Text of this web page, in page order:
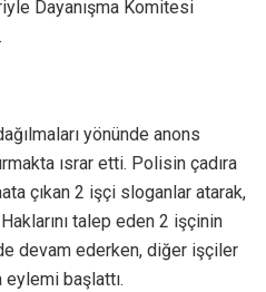
Dayanışma Komitesi
yönünde anons
ısrar etti. Polisin çadıra
çıkan 2 işçi sloganlar atarak,
talep eden 2 işçinin
devam ederken, diğer işçiler
başlattı.